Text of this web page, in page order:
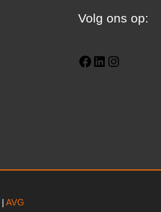
Volg ons op:
Facebook
LinkedInInstagram
| AVG